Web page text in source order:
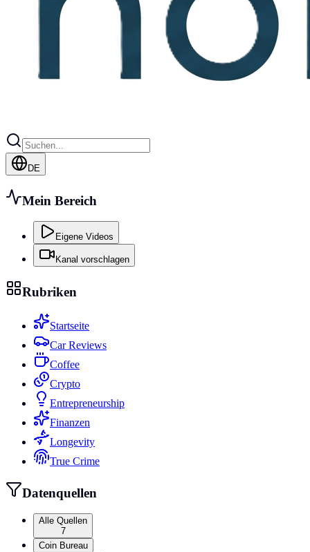
DE
Mein Bereich
Eigene Videos
Kanal vorschlagen
Rubriken
Startseite
Car Reviews
Coffee
Crypto
Entrepreneurship
Finanzen
Longevity
True Crime
Datenquellen
Alle Quellen
7
Coin Bureau